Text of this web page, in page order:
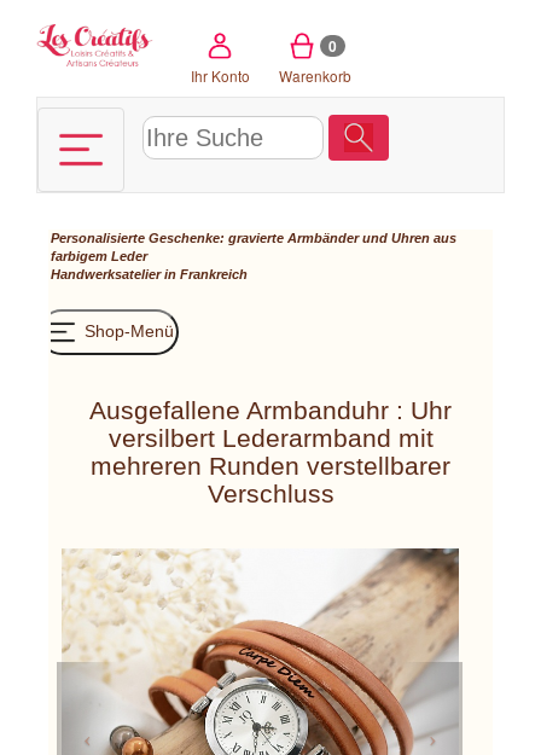
Ihr Konto
0
Warenkorb
Personalisierte Geschenke: gravierte Armbänder und Uhren aus
farbigem Leder
Handwerksatelier in Frankreich
Shop-Menü
Ausgefallene Armbanduhr : Uhr
versilbert Lederarmband mit
mehreren Runden verstellbarer
Verschluss
Previous